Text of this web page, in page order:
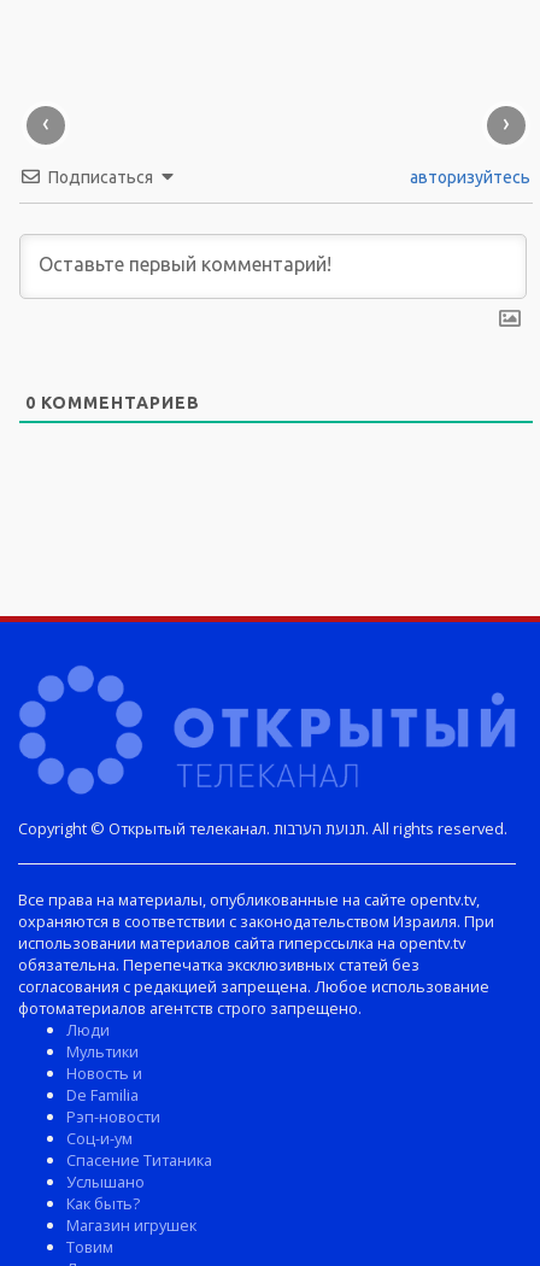
‹ ›
Подписаться авторизуйтесь
0 КОММЕНТАРИЕВ
Copyright © Открытый телеканал. תנועת הערבות. All rights reserved.
Все права на материалы, опубликованные на сайте opentv.tv,
охраняются в соответствии с законодательством Израиля. При
использовании материалов сайта гиперссылка на opentv.tv
обязательна. Перепечатка эксклюзивных статей без
согласования с редакцией запрещена. Любое использование
фотоматериалов агентств строго запрещено.
Люди
Мультики
Новость и
De Familia
Рэп-новости
Соц-и-ум
Спасение Титаника
Услышано
Как быть?
Магазин игрушек
Товим